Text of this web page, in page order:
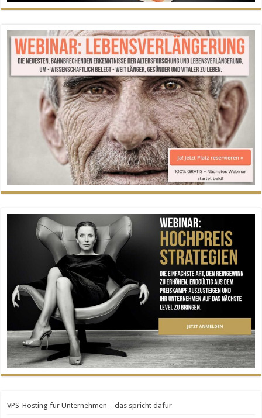
VPS-Hosting für Unternehmen – das spricht dafür